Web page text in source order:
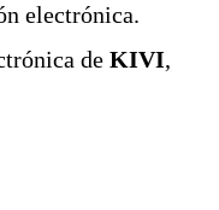
electrónica.
de KIVI,